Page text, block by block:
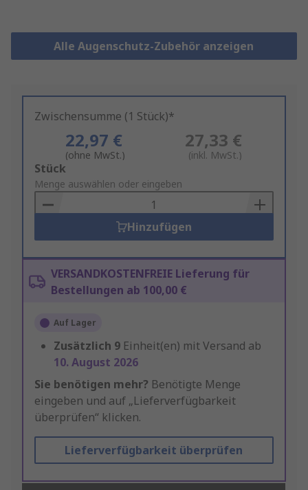
Alle Augenschutz-Zubehör anzeigen
Zwischensumme (1 Stück)*
22,97 €
(ohne MwSt.)
27,33 €
(inkl. MwSt.)
Add
to
Basket
Stück
Menge auswählen oder eingeben
Hinzufügen
VERSANDKOSTENFREIE Lieferung für
Bestellungen ab 100,00 €
Auf Lager
Zusätzlich 9 Einheit(en) mit Versand ab
10. August 2026
Sie benötigen mehr? Benötigte Menge
eingeben und auf „Lieferverfügbarkeit
überprüfen“ klicken.
Lieferverfügbarkeit überprüfen